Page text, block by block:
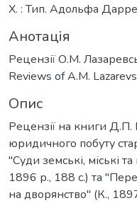
Х. : Тип. Адольфа Дарре
Анотація
Рецензії О.М.
Reviews of A.M.
Опис
Рецензії на книги Д.П.
юридичного побуту
"Суди земські, міські
1896 р., 188 с.) та
на дворянство" (К.,